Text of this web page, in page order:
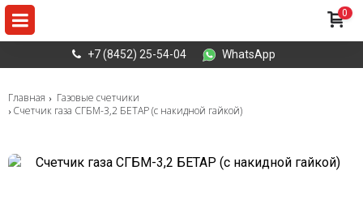
+7 (8452) 25-54-04 WhatsApp
0
Главная
Газовые счетчики
Счетчик газа СГБМ-3,2 БЕТАР (с накидной гайкой)